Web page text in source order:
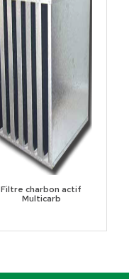
Filtre charbon actif
Multicarb